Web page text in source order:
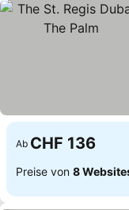
Ab CHF 136
Preise von 8